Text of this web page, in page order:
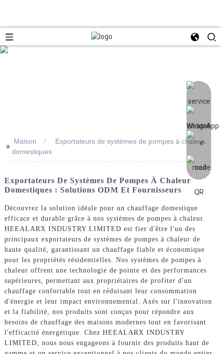
>> Maison
Exportateurs de systèmes de pompes à chaleur
domestiques
Exportateurs De Systèmes De Pompes À Chaleur
Domestiques : Solutions ODM Et Fournisseurs
Découvrez la solution idéale pour un chauffage domestique
efficace et durable grâce à nos systèmes de pompes à chaleur.
HEEALARX INDUSTRY LIMITED est fier d'être l'un des
principaux exportateurs de systèmes de pompes à chaleur de
haute qualité, garantissant un chauffage fiable et économique
pour les propriétés résidentielles. Nos systèmes de pompes à
chaleur offrent une technologie de pointe et des performances
supérieures, permettant aux propriétaires de profiter d'un
chauffage confortable tout en réduisant leur consommation
d'énergie et leur impact environnemental. Axés sur l'innovation
et la fiabilité, nos produits sont conçus pour répondre aux
besoins de chauffage des maisons modernes tout en favorisant
l'efficacité énergétique. Chez HEEALARX INDUSTRY
LIMITED, nous nous engageons à fournir des produits haut de